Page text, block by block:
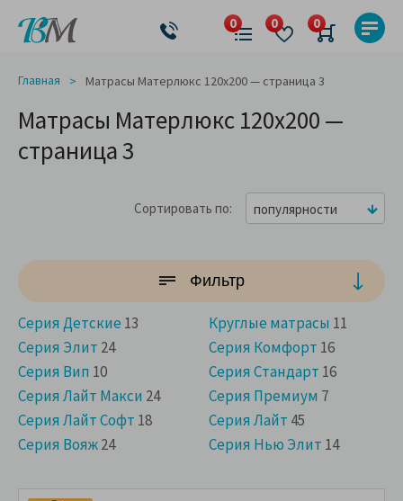
Главная Матрасы Матерлюкс 120x200 — страница 3
Матрасы Матерлюкс 120x200 —
страница 3
Сортировать по популярности
Фильтр
Серия Детские 13
Серия Элит 24
Серия Вип 10
Серия Лайт Макси 24
Cерия Лайт Софт 18
Серия Вояж24
Круглые матрасы 11
Серия Комфорт 16
Серия Стандарт 16
Серия Премиум 7
Серия Лайт 45
Серия Нью Элит 14